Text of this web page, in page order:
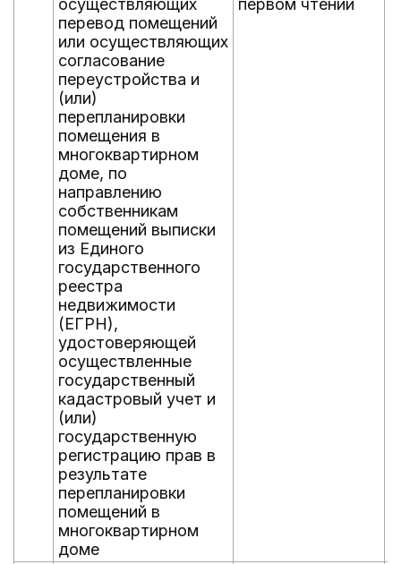
осуществляющих
перевод помещений
или осуществляющих
согласование
переустройства и
(или)
перепланировки
помещения в
многоквартирном
доме, по
направлению
собственникам
помещений выписки
из Единого
государственного
реестра
недвижимости
(ЕГРН),
удостоверяющей
осуществленные
государственный
кадастровый учет и
(или)
государственную
регистрацию прав в
результате
перепланировки
помещений в
многоквартирном
доме
первом чтении